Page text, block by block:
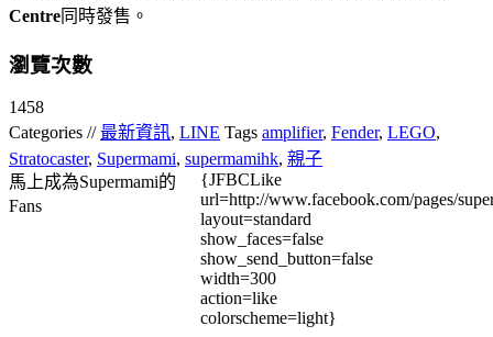
Centre同時發售。
瀏覽次數
1458
Categories // 最新資訊, LINE Tags amplifier, Fender, LEGO,
Stratocaster, Supermami, supermamihk, 親子
馬上成為Supermami的
Fans
{JFBCLike
url=http://www.facebook.com/pages/
layout=standard
show_faces=false
show_send_button=false
width=300
action=like
colorscheme=light}